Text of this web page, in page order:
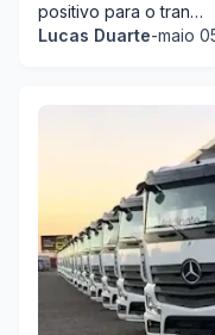
positivo para o tran…
Lucas Duarte-maio